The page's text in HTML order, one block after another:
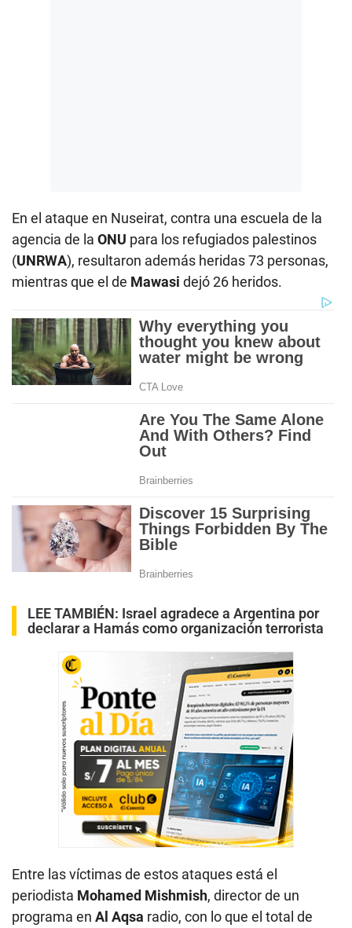
En el ataque en Nuseirat, contra una escuela de la
agencia de la ONU para los refugiados palestinos
(UNRWA), resultaron además heridas 73 personas,
mientras que el de Mawasi dejó 26 heridos.
LEE TAMBIÉN: Israel agradece a Argentina por
declarar a Hamás como organización terrorista
Entre las víctimas de estos ataques está el
periodista Mohamed Mishmish, director de un
programa en Al Aqsa radio, con lo que el total de